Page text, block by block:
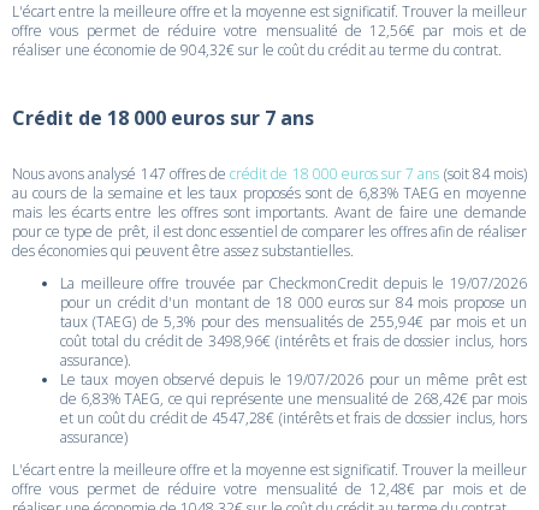
L'écart entre la meilleure offre et la moyenne est significatif. Trouver la meilleur
offre vous permet de réduire votre mensualité de 12,56€ par mois et de
réaliser une économie de 904,32€ sur le coût du crédit au terme du contrat.
Crédit de 18 000 euros sur 7 ans
Nous avons analysé 147 offres decrédit de 18 000 euros sur 7 ans (soit 84 mois)
au cours de la semaine et les taux proposés sont de 6,83% TAEG en moyenne
mais les écarts entre les offres sont importants. Avant de faire une demande
pour ce type de prêt, il est donc essentiel de comparer les offres afin de réaliser
des économies qui peuvent être assez substantielles.
La meilleure offre trouvée par CheckmonCredit depuis le 19/07/2026
pour un crédit d'un montant de 18 000 euros sur 84 mois propose un
taux (TAEG) de 5,3% pour des mensualités de 255,94€ par mois et un
coût total du crédit de 3498,96€ (intérêts et frais de dossier inclus, hors
assurance).
Le taux moyen observé depuis le 19/07/2026 pour un même prêt est
de 6,83% TAEG, ce qui représente une mensualité de 268,42€ par mois
et un coût du crédit de 4547,28€ (intérêts et frais de dossier inclus, hors
assurance)
L'écart entre la meilleure offre et la moyenne est significatif. Trouver la meilleur
offre vous permet de réduire votre mensualité de 12,48€ par mois et de